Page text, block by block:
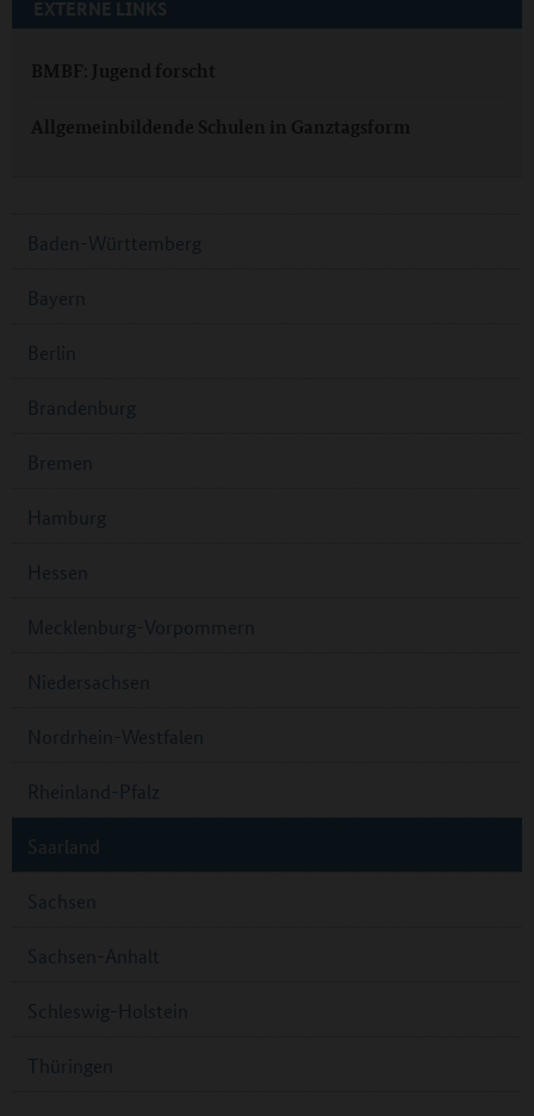
EXTERNE LINKS
BMBF: Jugend forscht
Allgemeinbildende Schulen in Ganztagsform
Baden-Württemberg
Bayern
Berlin
Brandenburg
Bremen
Hamburg
Hessen
Mecklenburg-Vorpommern
Niedersachsen
Nordrhein-Westfalen
Rheinland-Pfalz
Saarland
Sachsen
Sachsen-Anhalt
Schleswig-Holstein
Thüringen